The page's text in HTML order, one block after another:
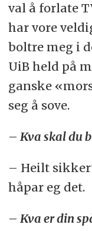
val å forlate
har vore
boltre meg i
UiB held på
ganske
seg å sove.
– Kva skal du
– Heilt
håpar eg det.
– Kva er din